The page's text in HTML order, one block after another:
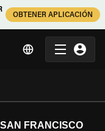
OBTENER APLICACIÓN
FRANCISCO